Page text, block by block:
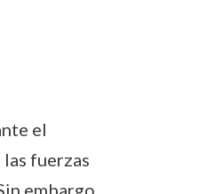
el
fuerzas
embargo,